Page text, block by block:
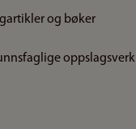
og bøker
oppslagsverk